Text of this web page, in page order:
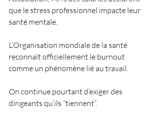
que le stress professionnel impacte leur
santé mentale.
L’Organisation mondiale de la santé
reconnaît officiellement le burnout
comme un phénomène lié au travail.
On continue pourtant d’exiger des
dirigeants qu’ils “tiennent”.